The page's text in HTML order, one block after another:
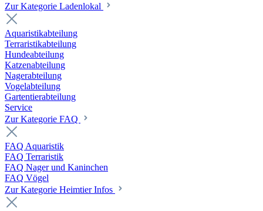
Zur Kategorie Ladenlokal
Aquaristikabteilung
Terraristikabteilung
Hundeabteilung
Katzenabteilung
Nagerabteilung
Vogelabteilung
Gartentierabteilung
Service
Zur Kategorie FAQ
FAQ Aquaristik
FAQ Terraristik
FAQ Nager und Kaninchen
FAQ Vögel
Zur Kategorie Heimtier Infos